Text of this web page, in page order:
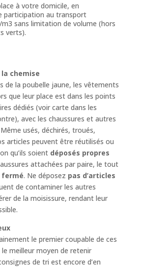
à votre domicile, en
participation au transport
sans limitation de volume (hors
verts).
chemise
de la poubelle jaune, les vêtements
que leur place est dans les points
dédiés (voir carte dans les
avec les chaussures et autres
usés, déchirés, troués,
articles peuvent être réutilisés ou
qu’ils soient déposés propres
attachées par paire, le tout
fermé. Ne déposez pas d’articles
de contaminer les autres
de la moisissure, rendant leur
le premier coupable de ces
meilleur moyen de retenir
de tri est encore d’en